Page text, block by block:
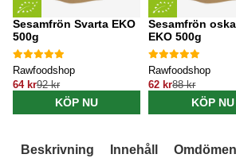
Sesamfrön Svarta EKO
500g
Rawfoodshop
64 kr92 kr
KÖP NU
Sesamfrön
EKO 500g
Rawfoodshop
62 kr88 kr
KÖP NU
Beskrivning Innehåll Omdömen